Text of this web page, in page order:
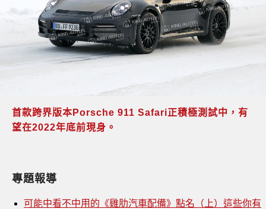
首款跨界版本Porsche 911 Safari正積極測試中，有
望在2022年底前現身。
專題報導
可能中看不中用的《雞肋汽車配備》點名（上）這些你有